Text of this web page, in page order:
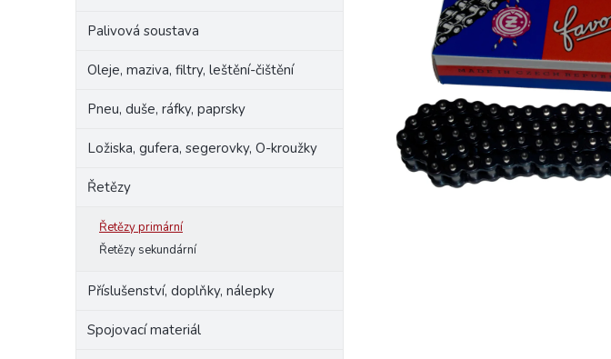
Palivová soustava
Oleje, maziva, filtry, leštění-čištění
Pneu, duše, ráfky, paprsky
Ložiska, gufera, segerovky, O-kroužky
Řetězy
Řetězy primární
Řetězy sekundární
Příslušenství, doplňky, nálepky
Spojovací materiál
hvězdiček.